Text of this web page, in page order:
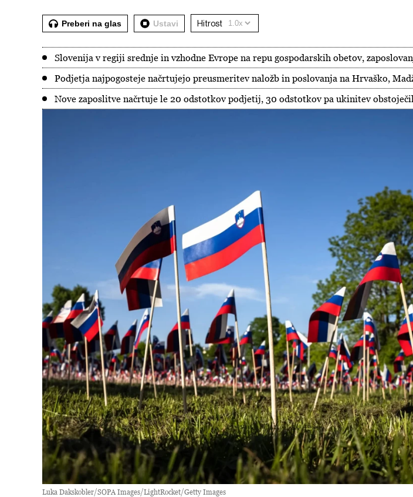
Preberi na glas Ustavi Hitrost
Slovenija v regiji srednje in vzhodne Evrope na repu gospodarskih obetov,
Podjetja najpogosteje načrtujejo preusmeritev naložb in poslovanja na Hrvaško,
Nove zaposlitve načrtuje le 20 odstotkov podjetij, 30 odstotkov pa ukinitev
Luka Dakskobler/SOPA Images/LightRocket/Getty Images